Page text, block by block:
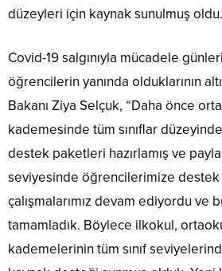
düzeyleri için kaynak sunulmuş oldu.
Covid-19 salgınıyla mücadele
öğrencilerin yanında olduklarının
Bakanı Ziya Selçuk, “Daha önce
kademesinde tüm sınıflar
destek paketleri hazırlamış ve
seviyesinde öğrencilerimize destek
çalışmalarımız devam ediyordu ve
tamamladık. Böylece ilkokul,
kademelerinin tüm sınıf